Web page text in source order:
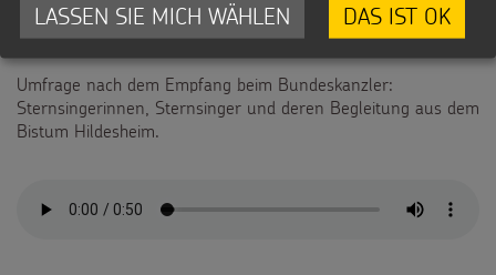
2025_Empfang beim Bundeskanzler
Umfrage nach dem Empfang beim Bundeskanzler:
Sternsingerinnen, Sternsinger und deren Begleitung aus dem
Bistum Hildesheim.
LASSEN SIE MICH WÄHLEN DAS IST OK